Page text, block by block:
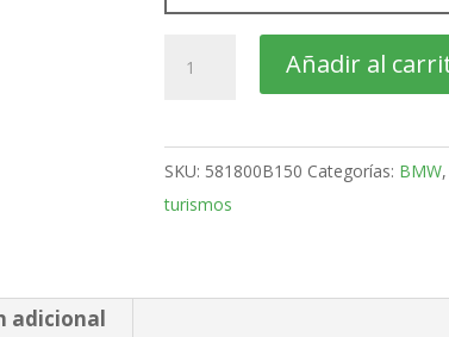
Serie
5
Puertas
GT
Añadir al
SKU: 581800B150 Categorías: BMW,
turismos
adicional